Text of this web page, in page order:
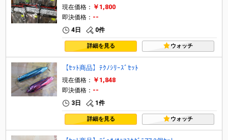
現在価格： ￥1,800
即決価格： --
4日 0件
詳細を見る ウォッチ
【ｾｯﾄ商品】ﾃｸﾉｼﾘｰｽﾞｾｯﾄ
現在価格： ￥1,848
即決価格： --
3日 1件
詳細を見る ウォッチ